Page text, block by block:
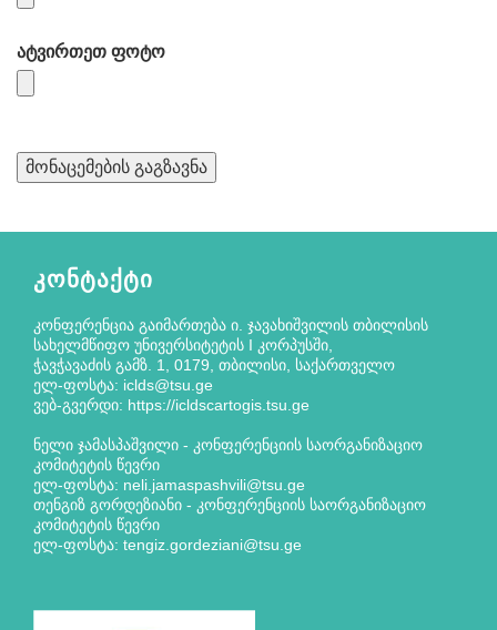
ატვირთეთ ფოტო
მონაცემების გაგზავნა
ᲙᲝᲜᲢᲐᲥᲢᲘ
კონფერენცია გაიმართება ი. ჯავახიშვილის თბილისის
სახელმწიფო უნივერსიტეტის I კორპუსში,
ჭავჭავაძის გამზ. 1, 0179, თბილისი, საქართველო
ელ-ფოსტა: iclds@tsu.ge
ვებ-გვერდი: https://icldscartogis.tsu.ge
ნელი ჯამასპაშვილი - კონფერენციის საორგანიზაციო
კომიტეტის წევრი
ელ-ფოსტა: neli.jamaspashvili@tsu.ge
თენგიზ გორდეზიანი - კონფერენციის საორგანიზაციო
კომიტეტის წევრი
ელ-ფოსტა: tengiz.gordeziani@tsu.ge